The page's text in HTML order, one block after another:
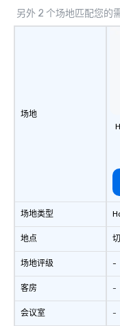
另外 2 个场地匹配您的
场地
场地类型
地点
场地评级
客房
会议室
-
-
-